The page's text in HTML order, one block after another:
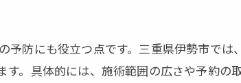
を軽減するための対策方法
できる全身脱毛のリアルな声
防にも役立つ点です。三重県伊勢市では
。具体的には、施術範囲の広さや予約の